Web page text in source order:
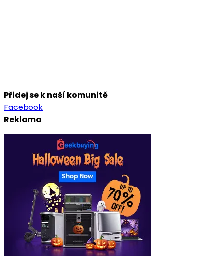
Přidej se k naší komunitě
Facebook
Reklama